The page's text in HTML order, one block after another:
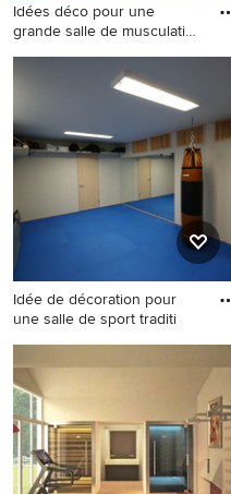
Idées déco pour une
grande salle de musculation
Idées déco pour une grande
salle de musculation
classique avec un mur gris et
un sol en bois brun.
Idée de décoration pour
une salle de sport traditi
Idée de décoration pour une
salle de sport tradition.